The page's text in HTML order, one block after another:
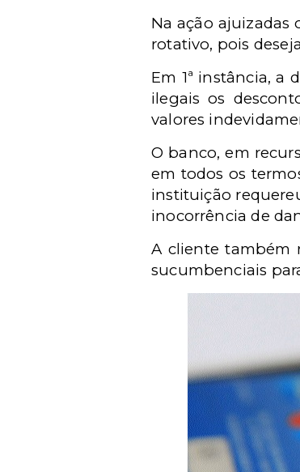
Na ação
rotativo, pois
Em 1ª instância, a
ilegais os
valores
O banco, em
em todos os
instituição
inocorrência de
A cliente também
sucumbenciais